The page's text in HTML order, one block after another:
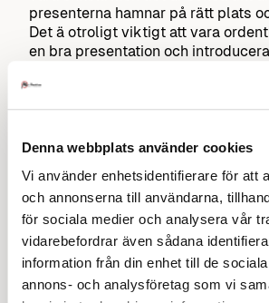
Denna webbplats använder cookies
Vi använder enhetsidentifierare för att
och annonserna till användarna,
för sociala medier och analysera vår
vidarebefordrar även sådana
information från din enhet till de
annons- och analysföretag som vi
presenterna hamnar på rätt plats
Det ä otroligt viktigt att vara
en bra presentation och
du ska inte vara festens
charm och humor för att skapa en
Hjälp gästerna att känna sig
involverade. Kom ihåg att ta reda
förväntar sig av dig som
toastmadame, och var redo att
önskemålen.